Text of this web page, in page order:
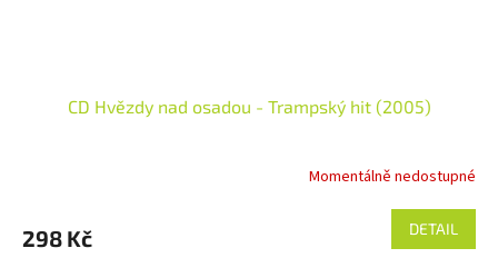
CD Hvězdy nad osadou - Trampský hit (2005)
Momentálně nedostupné
298 Kč DETAIL